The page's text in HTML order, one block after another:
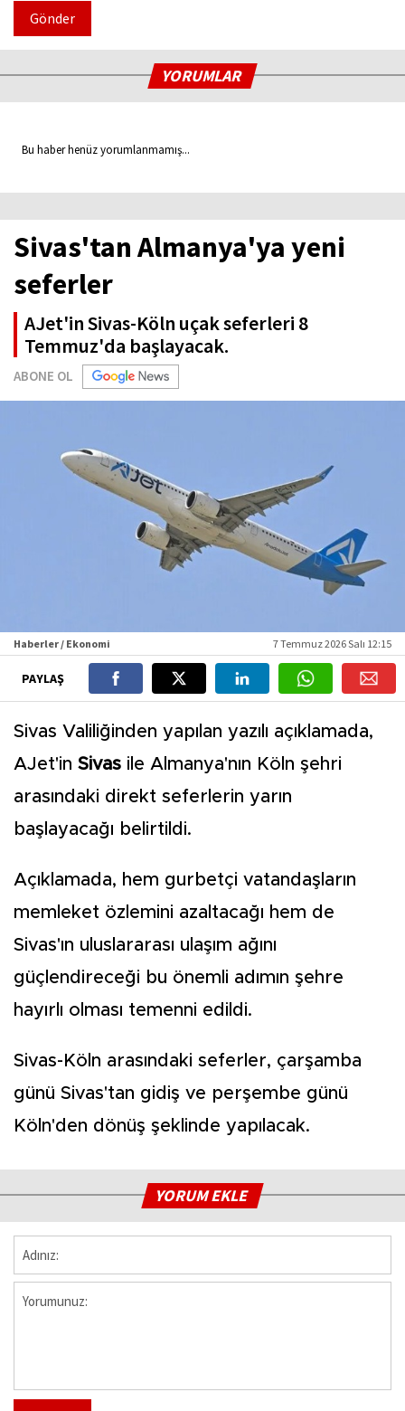
Gönder
YORUMLAR
Bu haber henüz yorumlanmamış...
Sivas'tan Almanya'ya yeni
seferler
AJet'in Sivas-Köln uçak seferleri 8
Temmuz'da başlayacak.
ABONE OL
Haberler / Ekonomi 7 Temmuz 2026 Salı 12:15
PAYLAŞ
Sivas Valiliğinden yapılan yazılı açıklamada,
AJet'in Sivas ile Almanya'nın Köln şehri
arasındaki direkt seferlerin yarın
başlayacağı belirtildi.
Açıklamada, hem gurbetçi vatandaşların
memleket özlemini azaltacağı hem de
Sivas'ın uluslararası ulaşım ağını
güçlendireceği bu önemli adımın şehre
hayırlı olması temenni edildi.
Sivas-Köln arasındaki seferler, çarşamba
günü Sivas'tan gidiş ve perşembe günü
Köln'den dönüş şeklinde yapılacak.
YORUM EKLE